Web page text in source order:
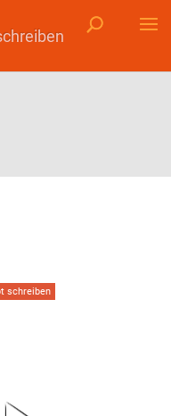
schreiben